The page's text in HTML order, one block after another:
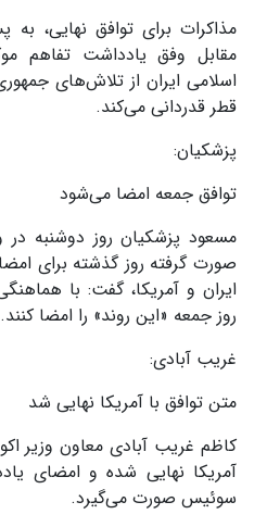
مذاکرات برای توافق نهایی،
مقابل وفق یادداشت تفاهم
اسلامی ایران از تلاش‌های
قطر قدردانی می‌کند.
پزشکیان:
توافق جمعه امضا می‌شود
مسعود پزشکیان روز دوشنبه در
صورت گرفته روز گذشته برای
ایران و آمریکا، گفت: با
روز جمعه «این روند» را امضا کنند.
غریب آبادی:
متن توافق با آمریکا نهایی شد
کاظم غریب آبادی معاون وزیر
آمریکا نهایی شده و امضای
سوئیس صورت می‌گیرد.